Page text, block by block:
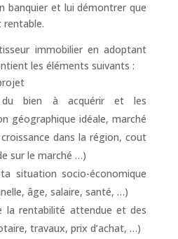
banquier et lui démontrer que
immobilier en adoptant
les éléments suivants :
du bien à acquérir et les
géographique idéale, marché
dans la région, cout
sur le marché …)
situation socio-économique
âge, salaire, santé, …)
la rentabilité attendue et des
travaux, prix d’achat, …)